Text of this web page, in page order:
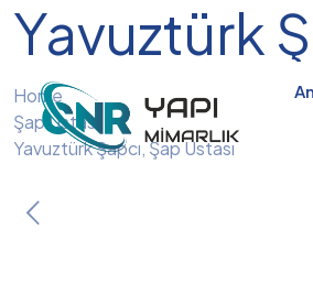
Yavuztürk
Home
Şap Ustası
Yavuztürk Şapcı, Şap Ustası